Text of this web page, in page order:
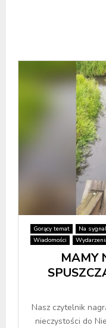
Gorący temat Na
Wiadomości
MAMY
Nasz czytelnik
nieczystości do